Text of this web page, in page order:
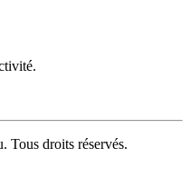
droits réservés.